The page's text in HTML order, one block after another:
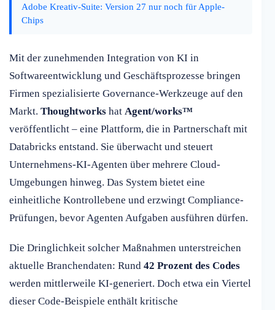
Adobe Kreativ-Suite: Version 27 nur noch für Apple-
Chips
Mit der zunehmenden Integration von KI in
Softwareentwicklung und Geschäftsprozesse bringen
Firmen spezialisierte Governance-Werkzeuge auf den
Markt. Thoughtworks hat Agent/works™
veröffentlicht – eine Plattform, die in Partnerschaft mit
Databricks entstand. Sie überwacht und steuert
Unternehmens-KI-Agenten über mehrere Cloud-
Umgebungen hinweg. Das System bietet eine
einheitliche Kontrollebene und erzwingt Compliance-
Prüfungen, bevor Agenten Aufgaben ausführen dürfen.
Die Dringlichkeit solcher Maßnahmen unterstreichen
aktuelle Branchendaten: Rund 42 Prozent des Codes
werden mittlerweile KI-generiert. Doch etwa ein Viertel
dieser Code-Beispiele enthält kritische